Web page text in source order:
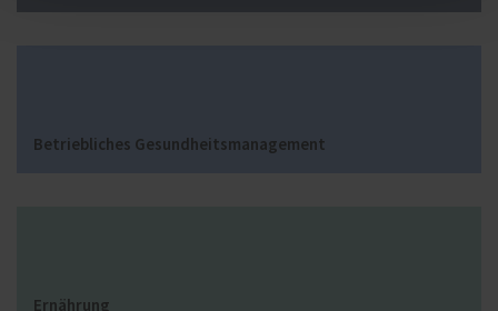
Betriebliches Gesundheitsmanagement
Ernährung